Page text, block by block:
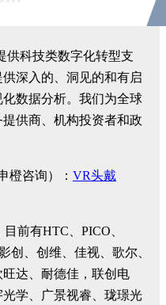
供科技类数字化转型支
深入的、洞见的和有启
数据分析。我们为全球
供商、机构投资者和政
橙咨询）： VR头戴
前有HTC、PICO、
创、创维、佳视、歌尔、
达、耐德佳，联创电
学、广景视睿、珑璟光